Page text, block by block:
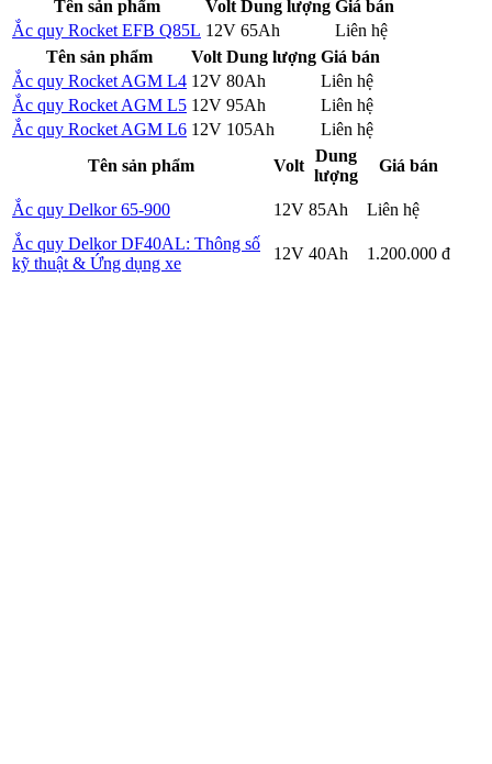
Tên sản phẩm
Volt Dung lượng Giá bán
Ắc quy Rocket EFB Q85L 12V 65Ah Liên hệ
Tên sản phẩm
Volt Dung lượng Giá bán
Ắc quy Rocket AGM L4 12V 80Ah Liên hệ
Ắc quy Rocket AGM L5 12V 95Ah Liên hệ
Ắc quy Rocket AGM L6 12V 105Ah Liên hệ
Tên sản phẩm
Volt
Dung
lượng
Giá bán
Ắc quy Delkor 65-900 12V 85Ah Liên hệ
Ắc quy Delkor DF40AL: Thông số
kỹ thuật & Ứng dụng xe
12V 40Ah 1.200.000 đ